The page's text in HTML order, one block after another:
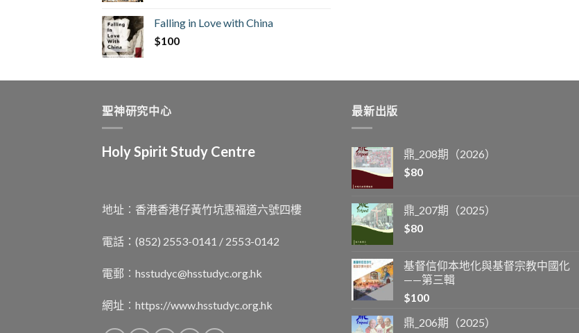
Falling in Love with China
$100
聖神研究中心
Holy Spirit Study Centre
地址︰香港香港仔黃竹坑惠福道六號四樓
電話：(852) 2553-0141 / 2553-0142
電郵︰ hsstudyc@hsstudyc.org.hk
網址︰ https://www.hsstudyc.org.hk
最新出版
鼎_208期（2026）
$80
鼎_207期（2025）
$80
基督信仰本地化與基督宗教中國化
——第三輯
$100
鼎_206期（2025）